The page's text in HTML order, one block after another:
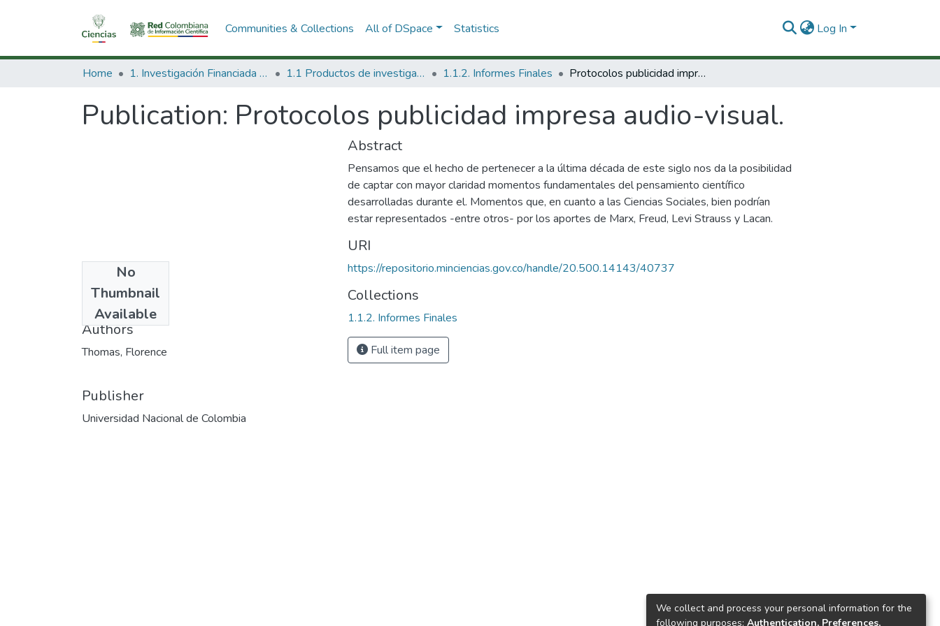
Communities & Collections All of DSpace Statistics Log In
Home 1. Investigación Financiada con Recursos Públicos 1.1 Productos de investigación 1.1.2. Informes Finales Protocolos publicidad impresa audio-visual.
Publication: Protocolos publicidad impresa audio-visual.
No
Thumbnail
Available
1992
Authors
Thomas, Florence
Publisher
Universidad Nacional de Colombia
Abstract
Pensamos que el hecho de pertenecer a la última década de este siglo nos da la posibilidad
de captar con mayor claridad momentos fundamentales del pensamiento científico
desarrolladas durante el. Momentos que, en cuanto a las Ciencias Sociales, bien podrían
estar representados -entre otros- por los aportes de Marx, Freud, Levi Strauss y Lacan.
URI
https://repositorio.minciencias.gov.co/handle/20.500.14143/40737
Collections
1.1.2. Informes Finales
Full item page
We collect and process your personal information for the
following purposes: Authentication, Preferences,